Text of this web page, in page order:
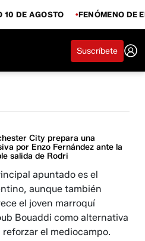
10 DE AGOSTO FENÓMENO DE
Suscríbete
City prepara una
por Enzo Fernández ante la
salida de Rodri
apuntado es el
aunque también
el joven marroquí
Bouaddi como alternativa
reforzar el mediocampo.